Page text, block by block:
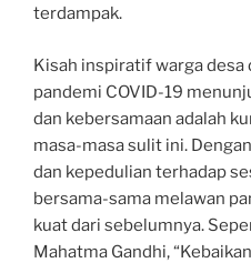
terdampak.
Kisah inspiratif warga desa
pandemi COVID-19
dan kebersamaan adalah
masa-masa sulit ini.
dan kepedulian terhadap
bersama-sama melawan
kuat dari sebelumnya.
Mahatma Gandhi,